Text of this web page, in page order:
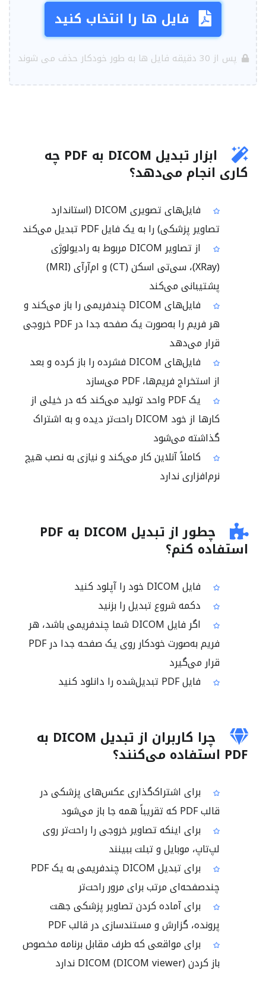
فایل ها را انتخاب کنید
پس از 30 دقیقه فایل ها به طور خودکار حذف می شوند
ابزار تبدیل DICOM به PDF چه
کاری انجام می‌دهد؟
فایل‌های تصویری DICOM (استاندارد
تصاویر پزشکی) را به یک فایل PDF تبدیل می‌کند
از تصاویر DICOM مربوط به رادیولوژی
(XRay)، سی‌تی اسکن (CT) و ام‌آرآی (MRI)
پشتیبانی می‌کند
فایل‌های DICOM چندفریمی را باز می‌کند و
هر فریم را به‌صورت یک صفحه جدا در PDF خروجی
قرار می‌دهد
فایل‌های DICOM فشرده را باز کرده و بعد
از استخراج فریم‌ها، PDF می‌سازد
یک PDF واحد تولید می‌کند که در خیلی از
کارها از خود DICOM راحت‌تر دیده و به اشتراک
گذاشته می‌شود
کاملاً آنلاین کار می‌کند و نیازی به نصب هیچ
نرم‌افزاری ندارد
چطور از تبدیل DICOM به PDF
استفاده کنم؟
فایل DICOM خود را آپلود کنید
دکمه شروع تبدیل را بزنید
اگر فایل DICOM شما چندفریمی باشد، هر
فریم به‌صورت خودکار روی یک صفحه جدا در PDF
قرار می‌گیرد
فایل PDF تبدیل‌شده را دانلود کنید
چرا کاربران از تبدیل DICOM به
PDF استفاده می‌کنند؟
برای اشتراک‌گذاری عکس‌های پزشکی در
قالب PDF که تقریباً همه جا باز می‌شود
برای اینکه تصاویر خروجی را راحت‌تر روی
لپ‌تاپ، موبایل و تبلت ببینند
برای تبدیل DICOM چندفریمی به یک PDF
چندصفحه‌ای مرتب برای مرور راحت‌تر
برای آماده کردن تصاویر پزشکی جهت
پرونده، گزارش و مستندسازی در قالب PDF
برای مواقعی که طرف مقابل برنامه مخصوص
باز کردن DICOM (DICOM viewer) ندارد